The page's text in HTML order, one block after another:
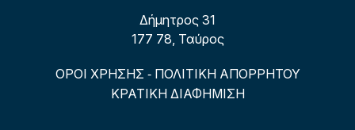
Δήμητρος 31
177 78, Ταύρος
ΟΡΟΙ ΧΡΗΣΗΣ - ΠΟΛΙΤΙΚΗ ΑΠΟΡΡΗΤΟΥ
ΚΡΑΤΙΚΗ ΔΙΑΦΗΜΙΣΗ